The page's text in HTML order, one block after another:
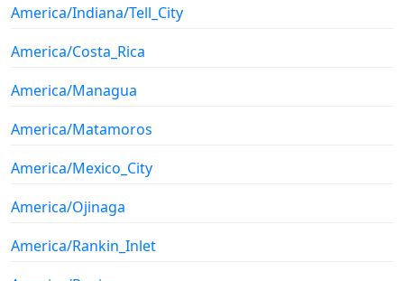
America/Indiana/Tell_City
America/Costa_Rica
America/Managua
America/Matamoros
America/Mexico_City
America/Ojinaga
America/Rankin_Inlet